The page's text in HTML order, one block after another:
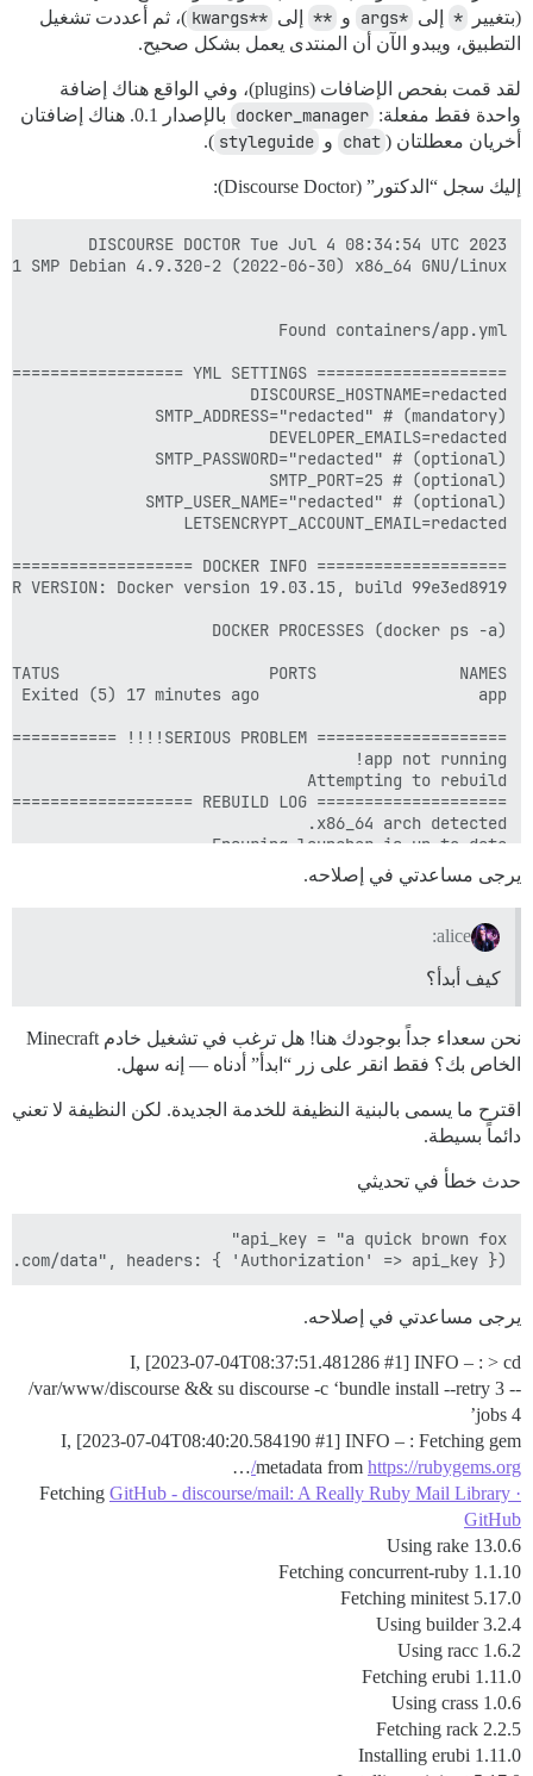
(بتغيير
* إلى *args و ** إلى **kwargs
)، ثم أعددت تشغيل
التطبيق، ويبدو الآن أن المنتدى يعمل بشكل صحيح.
لقد قمت بفحص الإضافات (plugins)، وفي الواقع هناك إضافة
واحدة فقط مفعلة: docker_manager
بالإصدار 0.1. هناك إضافتان
أخريان معطلتان ( chat و styleguide
).
إليك سجل “الدكتور” (Discourse Doctor):
يرجى مساعدتي في إصلاحه.
alice:
كيف أبدأ؟
نحن سعداء جداً بوجودك هنا! هل ترغب في تشغيل خادم Minecraft
الخاص بك؟ فقط انقر على زر “ابدأ” أدناه — إنه سهل.
اقترح ما يسمى بالبنية النظيفة للخدمة الجديدة. لكن النظيفة لا تعني
دائماً بسيطة.
حدث خطأ في تحديثي
data", headers: { 'Authorization' => api_key })
يرجى مساعدتي في إصلاحه.
I, [2023-07-04T08:37:51.481286 #1] INFO – : > cd
/var/www/discourse && su discourse -c ‘bundle install --retry 3 --
jobs 4’
I, [2023-07-04T08:40:20.584190 #1] INFO – : Fetching gem
metadata from https://rubygems.org/
…
Fetching GitHub - discourse/mail: A Really Ruby Mail Library ·
GitHub
Using rake 13.0.6
Fetching concurrent-ruby 1.1.10
Fetching minitest 5.17.0
Using builder 3.2.4
Using racc 1.6.2
Fetching erubi 1.11.0
Using crass 1.0.6
Fetching rack 2.2.5
Installing erubi 1.11.0